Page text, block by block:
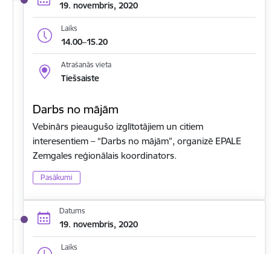
19. novembris, 2020
Laiks
14.00–15.20
Atrašanās vieta
Tiešsaiste
Darbs no mājām
Vebinārs pieaugušo izglītotājiem un citiem
interesentiem – “Darbs no mājām”, organizē EPALE
Zemgales reģionālais koordinators.
Pasākumi
Datums
19. novembris, 2020
Laiks